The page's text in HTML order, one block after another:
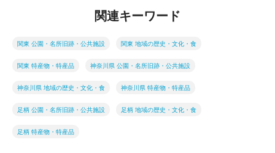
関連キーワード
関東 公園・名所旧跡・公共施設 関東 地域の歴史・文化・食
関東 特産物・特産品 神奈川県 公園・名所旧跡・公共施設
神奈川県 地域の歴史・文化・食 神奈川県 特産物・特産品
足柄 公園・名所旧跡・公共施設 足柄 地域の歴史・文化・食
足柄 特産物・特産品